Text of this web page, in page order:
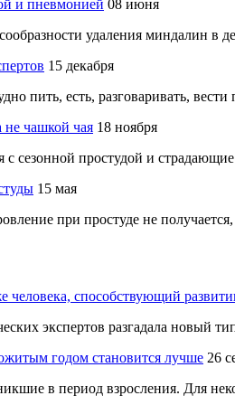
и пневмонией 08 июня
удаления миндалин в
15 декабря
пить, есть, разговаривать,
не чашкой чая 18 ноября
сезонной простудой и
15 мая
при простуде не
способствующий
экспертов разгадала новый
годом становится лучше 26
в период взросления. Для